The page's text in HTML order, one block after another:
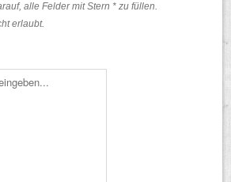
alle Felder mit Stern * zu füllen.
erlaubt.